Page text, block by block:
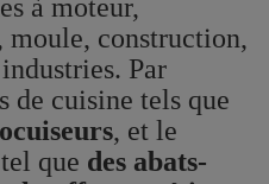
à moteur,
construction,
Par
de cuisine tels que
, et le
tel que des abats-